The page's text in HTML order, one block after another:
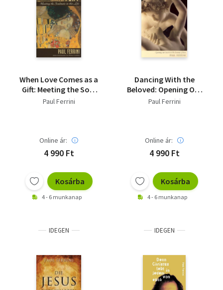
When Love Comes as a
Gift: Meeting the Soul
Mate in This Life
Paul Ferrini
Online ár:
4 990 Ft
Kosárba
4 - 6 munkanap
Dancing With the
Beloved: Opening Our
Hearts to the Lessons
Paul Ferrini
Online ár:
4 990 Ft
Kosárba
4 - 6 munkanap
IDEGEN IDEGEN